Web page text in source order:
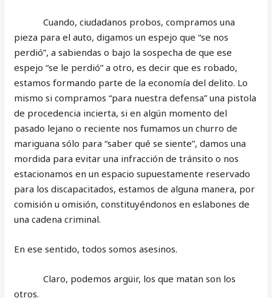
Cuando, ciudadanos probos, compramos una
pieza para el auto, digamos un espejo que “se nos
perdió”, a sabiendas o bajo la sospecha de que ese
espejo “se le perdió” a otro, es decir que es robado,
estamos formando parte de la economía del delito. Lo
mismo si compramos “para nuestra defensa” una pistola
de procedencia incierta, si en algún momento del
pasado lejano o reciente nos fumamos un churro de
mariguana sólo para “saber qué se siente”, damos una
mordida para evitar una infracción de tránsito o nos
estacionamos en un espacio supuestamente reservado
para los discapacitados, estamos de alguna manera, por
comisión u omisión, constituyéndonos en eslabones de
una cadena criminal.
En ese sentido, todos somos asesinos.
Claro, podemos argüir, los que matan son los
otros.